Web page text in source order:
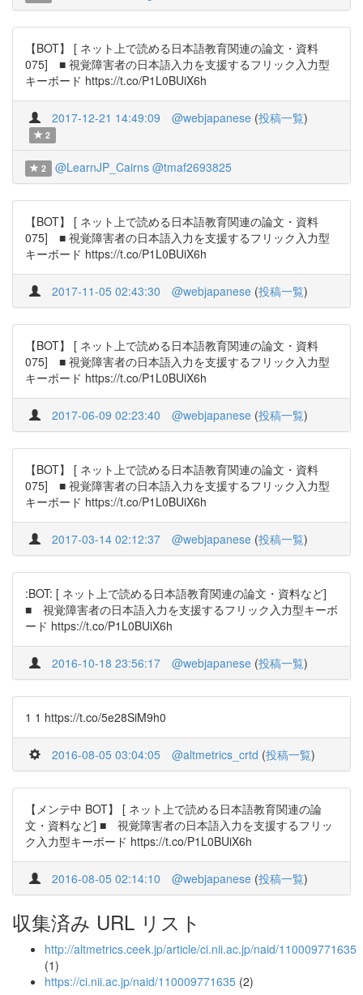
【BOT】 [ ネット上で読める日本語教育関連の論文・資料
075] ■ 視覚障害者の日本語入力を支援するフリック入力型
キーボード https://t.co/P1L0BUiX6h
2017-12-21 14:49:09 @webjapanese (投稿一覧)
2
2 @LearnJP_Cairns @tmaf2693825
【BOT】 [ ネット上で読める日本語教育関連の論文・資料
075] ■ 視覚障害者の日本語入力を支援するフリック入力型
キーボード https://t.co/P1L0BUiX6h
2017-11-05 02:43:30 @webjapanese (投稿一覧)
【BOT】 [ ネット上で読める日本語教育関連の論文・資料
075] ■ 視覚障害者の日本語入力を支援するフリック入力型
キーボード https://t.co/P1L0BUiX6h
2017-06-09 02:23:40 @webjapanese (投稿一覧)
【BOT】 [ ネット上で読める日本語教育関連の論文・資料
075] ■ 視覚障害者の日本語入力を支援するフリック入力型
キーボード https://t.co/P1L0BUiX6h
2017-03-14 02:12:37 @webjapanese (投稿一覧)
:BOT: [ ネット上で読める日本語教育関連の論文・資料など]
■ 視覚障害者の日本語入力を支援するフリック入力型キーボ
ード https://t.co/P1L0BUiX6h
2016-10-18 23:56:17 @webjapanese (投稿一覧)
1 1 https://t.co/5e28SiM9h0
2016-08-05 03:04:05 @altmetrics_crtd (投稿一覧)
【メンテ中 BOT】 [ ネット上で読める日本語教育関連の論
文・資料など] ■ 視覚障害者の日本語入力を支援するフリッ
ク入力型キーボード https://t.co/P1L0BUiX6h
2016-08-05 02:14:10 @webjapanese (投稿一覧)
収集済み URL リスト
http://altmetrics.ceek.jp/article/ci.nii.ac.jp/naid/110009771635
(1)
https://ci.nii.ac.jp/naid/110009771635 (2)